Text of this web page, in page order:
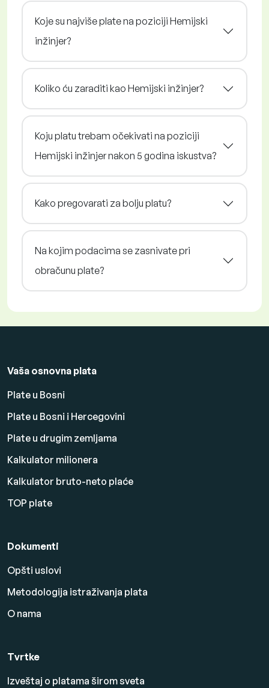
Koje su najviše plate na poziciji Hemijski
inžinjer?
Koliko ću zaraditi kao Hemijski inžinjer?
Koju platu trebam očekivati na poziciji
Hemijski inžinjer nakon 5 godina iskustva?
Kako pregovarati za bolju platu?
Na kojim podacima se zasnivate pri
obračunu plate?
Vaša osnovna plata
Plate u Bosni
Plate u Bosni i Hercegovini
Plate u drugim zemljama
Kalkulator milionera
Kalkulator bruto-neto plaće
TOP plate
Dokumenti
Opšti uslovi
Metodologija istraživanja plata
O nama
Tvrtke
Izveštaj o platama širom sveta